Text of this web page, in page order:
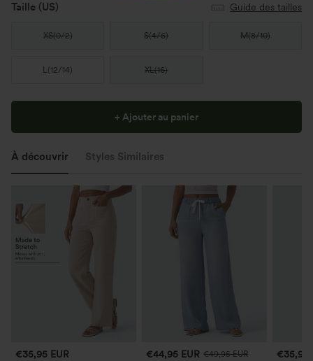
Taille (US) Guide des tailles
XS(0/2) S(4/6) M(8/10)
L(12/14) XL(16)
+ Ajouter au panier
À découvrir Styles Similaires
€35,95 EUR €44,95 EUR €49,95 EUR
€35,95